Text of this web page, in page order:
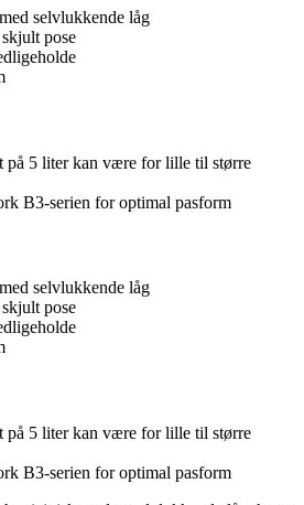
selvlukkende låg
pose
på 5 liter kan være for lille til større
B3-serien for optimal pasform
selvlukkende låg
pose
på 5 liter kan være for lille til større
B3-serien for optimal pasform